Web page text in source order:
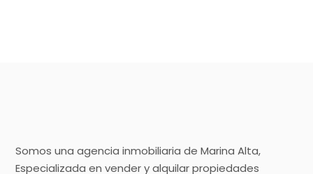
Somos una agencia inmobiliaria de Marina Alta,
Especializada en vender y alquilar propiedades